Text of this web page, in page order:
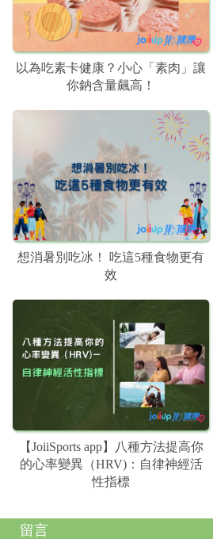
以為吃素卡健康？小心「素肉」讓
你鈉含量飆高！
想消暑別吃冰！ 吃這5種食物更有
效
【JoiiSports app】八種方法提高你
的心率變異（HRV)：自律神經活
性指標
留言